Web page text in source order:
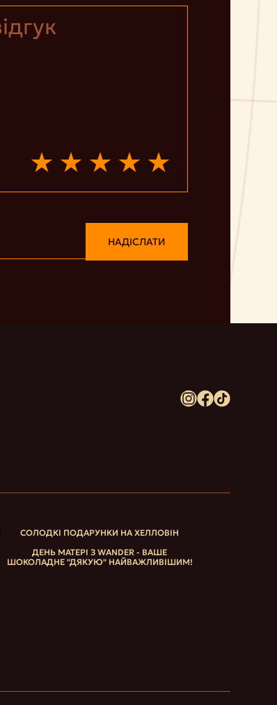
НАДІСЛАТИ
СОЛОДКІ ПОДАРУНКИ НА ХЕЛЛОВІН
ДЕНЬ МАТЕРІ З WANDER - ВАШЕ
ШОКОЛАДНЕ "ДЯКУЮ" НАЙВАЖЛИВІШИМ!